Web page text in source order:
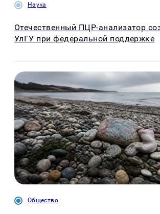
Наука
Отечественный ПЦР-анализатор
УлГУ при федеральной поддержке
Общество